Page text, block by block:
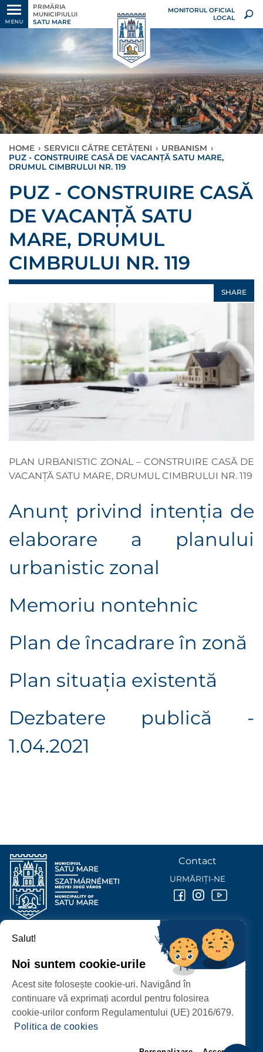
MENU
PRIMĂRIA
MUNICIPIULUI
SATU MARE
MONITORUL OFICIAL
LOCAL
HOME › SERVICII CĂTRE CETĂȚENI › URBANISM ›
PUZ - CONSTRUIRE CASĂ DE VACANȚĂ SATU MARE,
DRUMUL CIMBRULUI NR. 119
PUZ - CONSTRUIRE CASĂ
DE VACANȚĂ SATU
MARE, DRUMUL
CIMBRULUI NR. 119
SHARE
PLAN URBANISTIC ZONAL – CONSTRUIRE CASĂ DE
VACANȚĂ SATU MARE, DRUMUL CIMBRULUI NR. 119
Anunţ privind intenţia de
elaborare a planului
urbanistic zonal
Memoriu nontehnic
Plan de încadrare în zonă
Plan situaţia existentă
Dezbatere publică -
1.04.2021
PROTECȚIA DATELOR PERSONALE
PRIMĂRIA MUNICIPIULUI
P-ȚA 25 OCTOMBRIE, NR. 1 CORP M, 440026 SATU MARE
Contact
URMĂRIȚI-NE
Salut!
Noi suntem cookie-urile
Acest site folosește cookie-uri. Navigând în
continuare vă exprimați acordul pentru folosirea
cookie-urilor conform Regulamentului (UE) 2016/679.
Politica de cookies